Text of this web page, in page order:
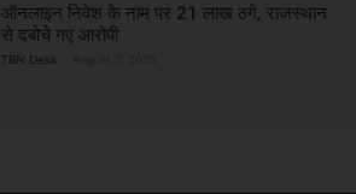
ऑनलाइन निवेश के नाम पर 21 लाख ठगे, राजस्थान
से दबोचे गए आरोपी
TBN Desk